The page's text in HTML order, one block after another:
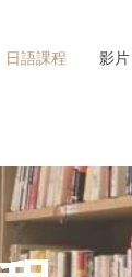
日語課程 影片